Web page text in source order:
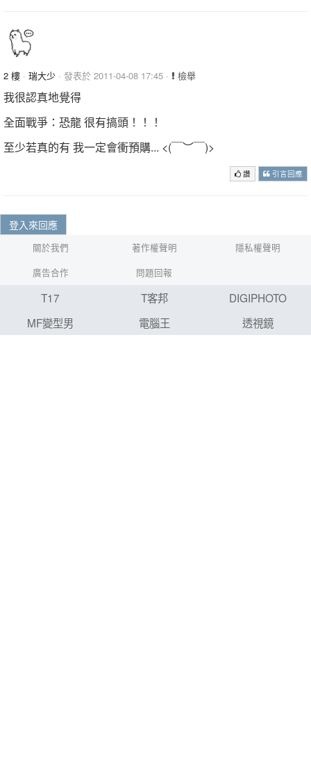
2 樓 · 瑞大少 · 發表於 2011-04-08 17:45 · 檢舉
我很認真地覺得
全面戰爭：恐龍 很有搞頭！！！
至少若真的有 我一定會衝預購... <(￣︶￣)>
讚 引言回應
登入來回應
關於我們 著作權聲明
隱私權聲明
廣告合作
問題回報
T17 T客邦
DIGIPHOTO
MF變型男
電腦王 透視鏡